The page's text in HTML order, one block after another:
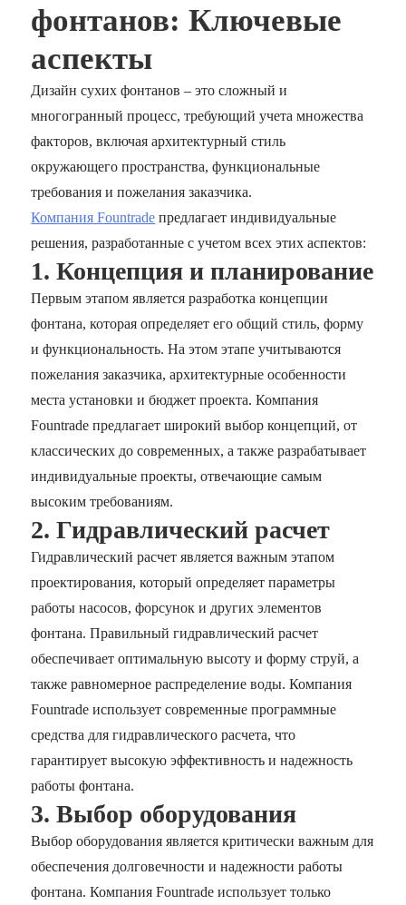
фонтанов: Ключевые
аспекты
Дизайн сухих фонтанов – это сложный и
многогранный процесс, требующий учета множества
факторов, включая архитектурный стиль
окружающего пространства, функциональные
требования и пожелания заказчика.
Компания Fountrade предлагает индивидуальные
решения, разработанные с учетом всех этих аспектов:
1. Концепция и планирование
Первым этапом является разработка концепции
фонтана, которая определяет его общий стиль, форму
и функциональность. На этом этапе учитываются
пожелания заказчика, архитектурные особенности
места установки и бюджет проекта. Компания
Fountrade предлагает широкий выбор концепций, от
классических до современных, а также разрабатывает
индивидуальные проекты, отвечающие самым
высоким требованиям.
2. Гидравлический расчет
Гидравлический расчет является важным этапом
проектирования, который определяет параметры
работы насосов, форсунок и других элементов
фонтана. Правильный гидравлический расчет
обеспечивает оптимальную высоту и форму струй, а
также равномерное распределение воды. Компания
Fountrade использует современные программные
средства для гидравлического расчета, что
гарантирует высокую эффективность и надежность
работы фонтана.
3. Выбор оборудования
Выбор оборудования является критически важным для
обеспечения долговечности и надежности работы
фонтана. Компания Fountrade использует только